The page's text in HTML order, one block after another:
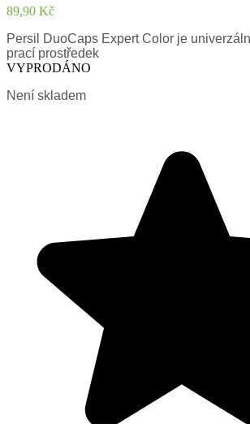
89,90 Kč
Persil DuoCaps Expert Color je
prací prostředek
VYPRODÁNO
Není skladem